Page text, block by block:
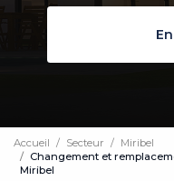
Accueil Secteur
Miribel
Changement et
Miribel